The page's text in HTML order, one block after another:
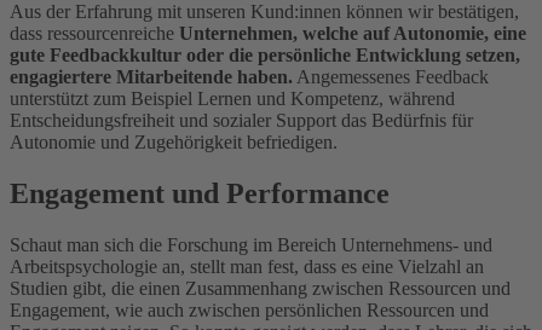
Aus der Erfahrung mit unseren Kund:innen können wir bestätigen,
dass ressourcenreiche Unternehmen, welche auf Autonomie, eine
gute Feedbackkultur oder die persönliche Entwicklung setzen,
engagiertere Mitarbeitende haben. Angemessenes Feedback
unterstützt zum Beispiel Lernen und Kompetenz, während
Entscheidungsfreiheit und sozialer Support das Bedürfnis für
Autonomie und Zugehörigkeit befriedigen.
Engagement und Performance
Schaut man sich die Forschung im Bereich Unternehmens- und
Arbeitspsychologie an, stellt man fest, dass es eine Vielzahl an
Studien gibt, die einen Zusammenhang zwischen Ressourcen und
Engagement, wie auch zwischen persönlichen Ressourcen und